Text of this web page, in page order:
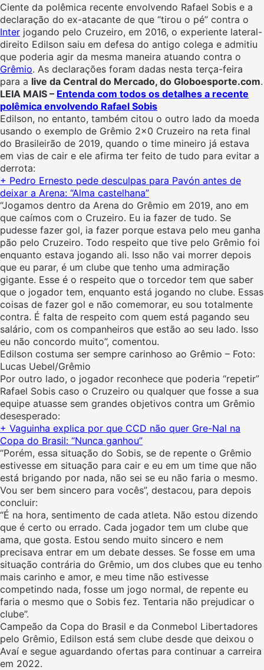
Ciente da polêmica recente envolvendo Rafael Sobis e a
declaração do ex-atacante de que “tirou o pé” contra o
Inter jogando pelo Cruzeiro, em 2016, o experiente lateral-
direito Edilson saiu em defesa do antigo colega e admitiu
que poderia agir da mesma maneira atuando contra o
Grêmio. As declarações foram dadas nesta terça-feira
para a live da Central do Mercado, do Globoesporte.com.
LEIA MAIS – Entenda com todos os detalhes a recente
polêmica envolvendo Rafael Sobis
Edilson, no entanto, também citou o outro lado da moeda
usando o exemplo de Grêmio 2×0 Cruzeiro na reta final
do Brasileirão de 2019, quando o time mineiro já estava
em vias de cair e ele afirma ter feito de tudo para evitar a
derrota:
+ Pedro Ernesto pede desculpas para Pavón antes de
deixar a Arena: “Alma castelhana”
“Jogamos dentro da Arena do Grêmio em 2019, ano em
que caímos com o Cruzeiro. Eu ia fazer de tudo. Se
pudesse fazer gol, ia fazer porque estava pelo meu ganha
pão pelo Cruzeiro. Todo respeito que tive pelo Grêmio foi
enquanto estava jogando ali. Isso não vai morrer depois
que eu parar, é um clube que tenho uma admiração
gigante. Esse é o respeito que o torcedor tem que saber
que o jogador tem, enquanto está jogando no clube. Essas
coisas de fazer gol e não comemorar, eu sou totalmente
contra. É falta de respeito com quem está pagando seu
salário, com os companheiros que estão ao seu lado. Isso
eu não concordo muito”, comentou.
Edilson costuma ser sempre carinhoso ao Grêmio – Foto:
Lucas Uebel/Grêmio
Por outro lado, o jogador reconhece que poderia “repetir”
Rafael Sobis caso o Cruzeiro ou qualquer que fosse a sua
equipe atuasse sem grandes objetivos contra um Grêmio
desesperado:
+ Vaguinha explica por que CCD não quer Gre-Nal na
Copa do Brasil: “Nunca ganhou”
“Porém, essa situação do Sobis, se de repente o Grêmio
estivesse em situação para cair e eu em um time que não
está brigando por nada, não sei se eu não faria o mesmo.
Vou ser bem sincero para vocês”, destacou, para depois
concluir:
“É na hora, sentimento de cada atleta. Não estou dizendo
que é certo ou errado. Cada jogador tem um clube que
ama, que gosta. Estou sendo muito sincero e nem
precisava entrar em um debate desses. Se fosse em uma
situação contrária do Grêmio, um dos clubes que eu tenho
mais carinho e amor, e meu time não estivesse
competindo nada, fosse um jogo normal, de repente eu
faria o mesmo que o Sobis fez. Tentaria não prejudicar o
clube”.
Campeão da Copa do Brasil e da Conmebol Libertadores
pelo Grêmio, Edilson está sem clube desde que deixou o
Avaí e segue aguardando ofertas para continuar a carreira
em 2022.